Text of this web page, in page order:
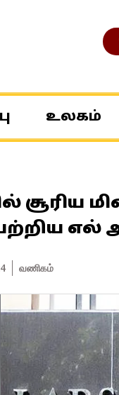
உலகம்
சூரிய
எல்
வணிகம்